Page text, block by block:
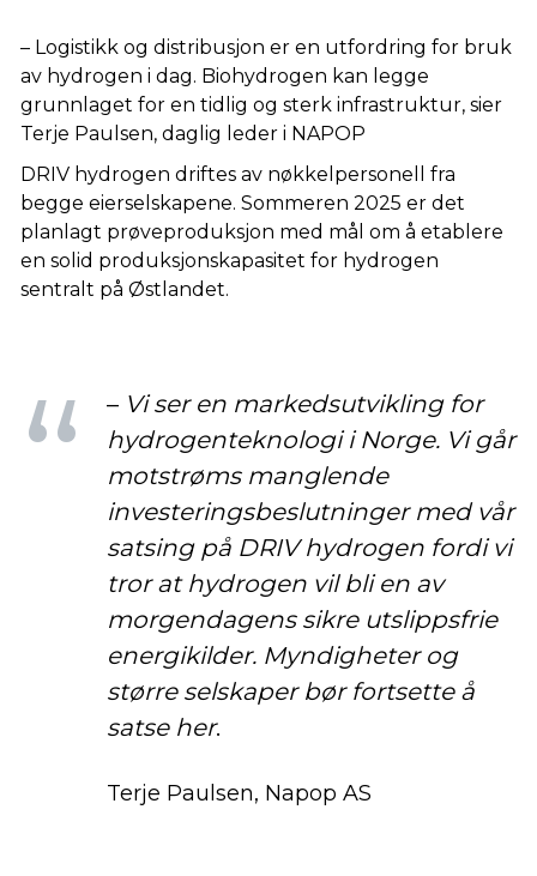
– Logistikk og distribusjon er en utfordring for bruk
av hydrogen i dag. Biohydrogen kan legge
grunnlaget for en tidlig og sterk infrastruktur, sier
Terje Paulsen, daglig leder i NAPOP
DRIV hydrogen driftes av nøkkelpersonell fra
begge eierselskapene. Sommeren 2025 er det
planlagt prøveproduksjon med mål om å etablere
en solid produksjonskapasitet for hydrogen
sentralt på Østlandet.
– Vi ser en markedsutvikling for
hydrogenteknologi i Norge. Vi går
motstrøms manglende
investeringsbeslutninger med vår
satsing på DRIV hydrogen fordi vi
tror at hydrogen vil bli en av
morgendagens sikre utslippsfrie
energikilder. Myndigheter og
større selskaper bør fortsette å
satse her.
Terje Paulsen, Napop AS